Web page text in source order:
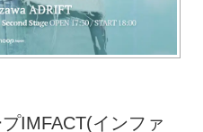
IMFACT(インファ